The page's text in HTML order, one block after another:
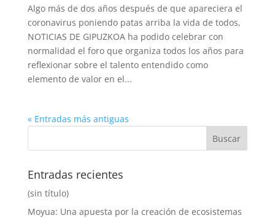
Algo más de dos años después de que apareciera el
coronavirus poniendo patas arriba la vida de todos,
NOTICIAS DE GIPUZKOA ha podido celebrar con
normalidad el foro que organiza todos los años para
reflexionar sobre el talento entendido como
elemento de valor en el...
« Entradas más antiguas
Entradas recientes
(sin título)
Moyua: Una apuesta por la creación de ecosistemas